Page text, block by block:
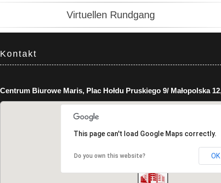
Virtuellen Rundgang
Kontakt
Centrum Biurowe Maris, Plac Hołdu Pruskiego 9/ Małopolska
This page can't load Google Maps correctly.
Do you own this website? OK